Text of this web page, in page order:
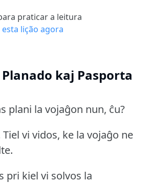
praticar a leitura
lição agora
kaj Pasporta
plani la vojaĝon nun, ĉu?
Tiel vi vidos, ke la vojaĝo ne
pri kiel vi solvos la